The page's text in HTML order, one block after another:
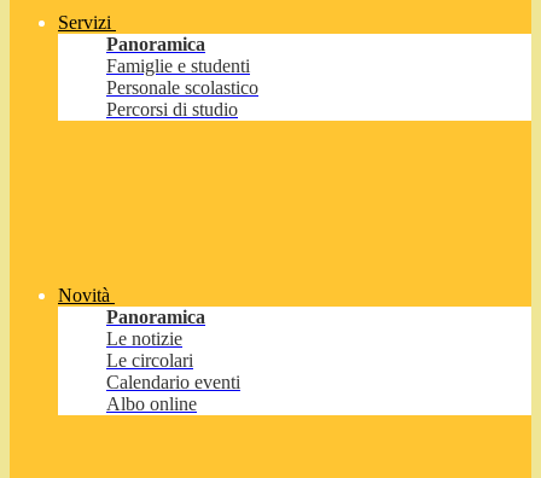
Servizi
Panoramica
Famiglie e studenti
Personale scolastico
Percorsi di studio
Novità
Panoramica
Le notizie
Le circolari
Calendario eventi
Albo online